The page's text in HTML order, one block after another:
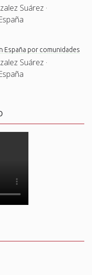
Suárez ·
España por comunidades
Suárez ·